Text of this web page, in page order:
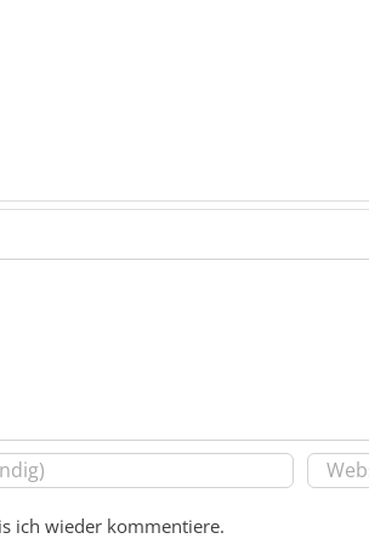
ich wieder kommentiere.